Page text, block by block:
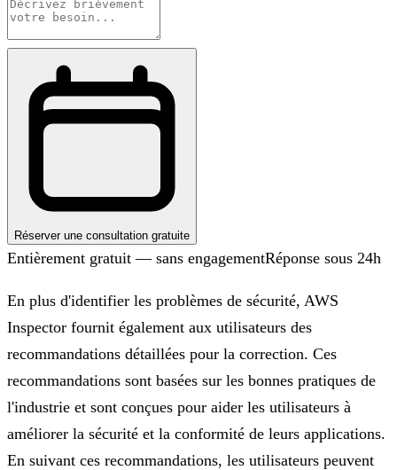
Réserver une consultation gratuite
Entièrement gratuit — sans engagementRéponse sous 24h
En plus d'identifier les problèmes de sécurité, AWS
Inspector fournit également aux utilisateurs des
recommandations détaillées pour la correction. Ces
recommandations sont basées sur les bonnes pratiques de
l'industrie et sont conçues pour aider les utilisateurs à
améliorer la sécurité et la conformité de leurs applications.
En suivant ces recommandations, les utilisateurs peuvent